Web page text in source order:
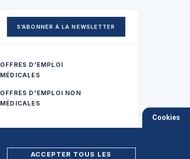
S’ABONNER À LA NEWSLETTER
OFFRES D'EMPLOI
MÉDICALES
OFFRES D'EMPLOI NON
MÉDICALES
Cookies
ACCEPTER TOUS LES